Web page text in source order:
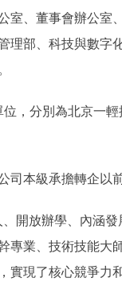
室、董事會辦公
理部、科技與數字
分別為北京一輕
本級承擔轉企以
放辦學、內涵發
專業、技術技能大
實現了核心競爭力